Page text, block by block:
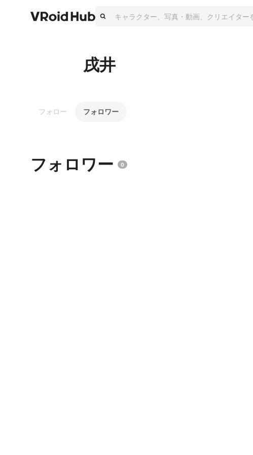
戌井
フォロー フォロワー
フォロワー 0